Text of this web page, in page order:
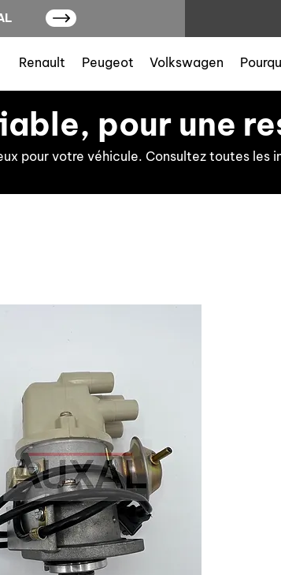
Renault Peugeot Volkswagen
pour une
pour votre véhicule. Consultez toutes